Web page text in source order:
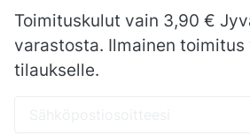
Toimituskulut vain 3,90 €
varastosta. Ilmainen
tilaukselle.